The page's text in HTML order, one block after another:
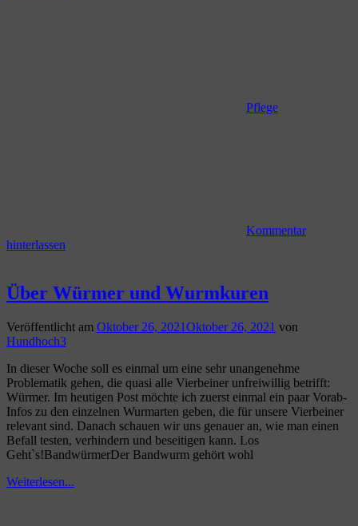
Pflege
Kommentar
hinterlassen
Über Würmer und Wurmkuren
Veröffentlicht am Oktober 26, 2021Oktober 26, 2021 von
Hundhoch3
In dieser Woche soll es einmal um eine sehr unangenehme
Problematik gehen, die quasi alle Vierbeiner unfreiwillig betrifft:
Würmer. Im heutigen Post möchte ich zuerst einmal ein paar Vorab-
Infos zu den einzelnen Wurmarten geben, die für unsere Vierbeiner
relevant sind. Danach schauen wir uns genauer an, wie man einen
Befall testen, verhindern und beseitigen kann. Los
Geht`s!BandwürmerDer Bandwurm gehört wohl
Weiterlesen...